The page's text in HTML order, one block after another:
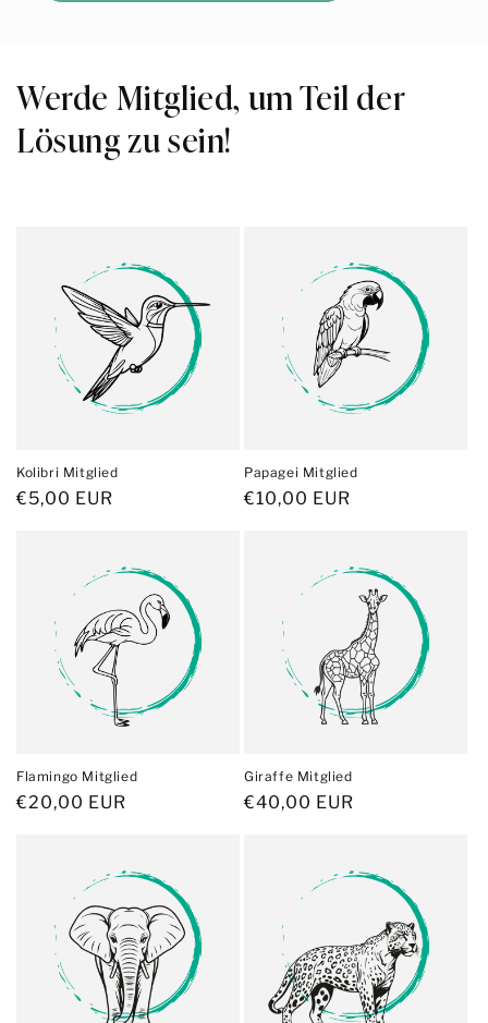
Werde Mitglied, um Teil der
Lösung zu sein!
Kolibri Mitglied
Normaler
€5,00 EUR
Papagei Mitglied
Normaler
€10,00 EUR
Flamingo Mitglied
Normaler
€20,00 EUR
Giraffe Mitglied
Normaler
€40,00 EUR